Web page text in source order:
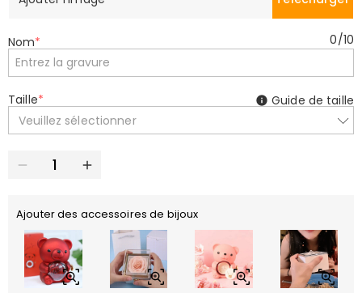
Nom* 0/10
Taille*
Veuillez sélectionner
Guide de taille
Ajouter des accessoires de bijoux